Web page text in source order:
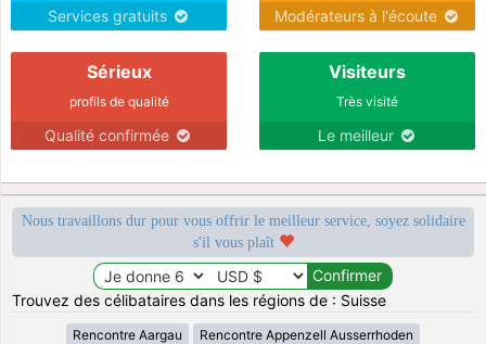
Services gratuits Modérateurs à l'écoute
Sérieux
profils de qualité
Qualité confirmée
Visiteurs
Très visité
Le meilleur
Nous travaillons dur pour vous offrir le meilleur service, soyez solidaire
s'il vous plaît
Trouvez des célibataires dans les régions de : Suisse
Rencontre Aargau Rencontre Appenzell Ausserrhoden